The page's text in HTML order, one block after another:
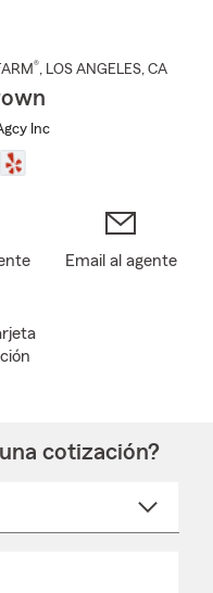
®, LOS ANGELES, CA
Inc
Email al agente
cotización?